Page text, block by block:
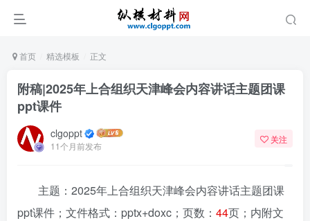
首页 精选模板 正文
附稿|2025年上合组织天津峰会内容讲话主题团课
ppt课件
clgoppt
11个月前发布
关注
主题：2025年上合组织天津峰会内容讲话主题团课
ppt课件 ；文件格式：pptx+doxc；页数： 44页；内附文